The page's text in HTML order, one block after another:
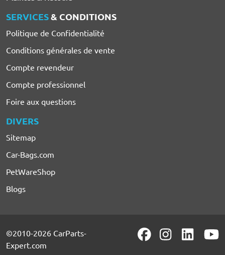
SERVICES& CONDITIONS
Politique de Confidentialité
Conditions générales de vente
Compte revendeur
Compte professionnel
Foire aux questions
DIVERS
Sitemap
Car-Bags.com
PetWareShop
Blogs
©2010-2026 CarParts-
Expert.com